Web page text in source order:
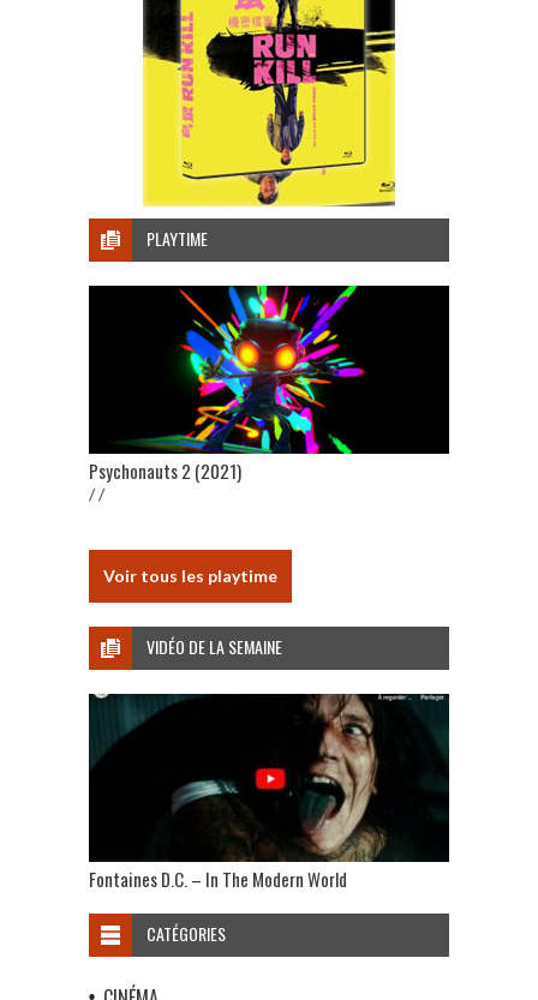
PLAYTIME
Psychonauts 2 (2021)
/ /
Voir tous les playtime
VIDÉO DE LA SEMAINE
Fontaines D.C. – In The Modern World
CATÉGORIES